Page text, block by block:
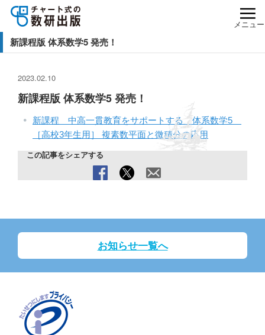
メニュー
新課程版 体系数学5 発売！
新課程版 体系数学5 発売！
2023.02.10
新課程 中高一貫教育をサポートする 体系数学5
［高校3年生用］ 複素数平面と微積分の応用
この記事をシェアする
お知らせ一覧へ